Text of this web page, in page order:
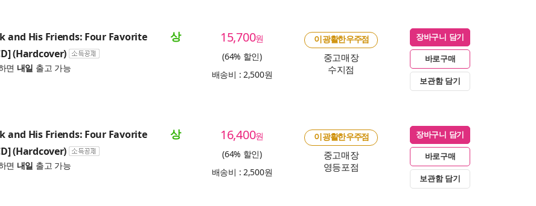
and His Friends: Four Favorite
(Hardcover)
면 내일 출고 가능
상 15,700원
(64% 할인)
배송비 : 2,500원
이 광활한 우주점
중고매장
수지점
장바구니 담기
바로구매
보관함 담기
and His Friends: Four Favorite
(Hardcover)
면 내일 출고 가능
상 16,400원
(64% 할인)
배송비 : 2,500원
이 광활한 우주점
중고매장
영등포점
장바구니 담기
바로구매
보관함 담기